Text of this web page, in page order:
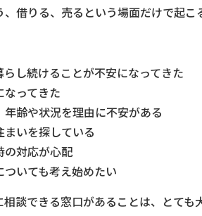
借りる、売るという場面だけで起こ
らし続けることが不安になってきた
なってきた
年齢や状況を理由に不安がある
まいを探している
の対応が心配
ついても考え始めたい
談できる窓口があることは、とても